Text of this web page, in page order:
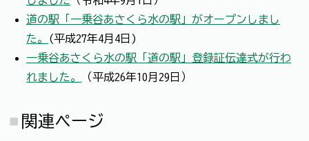
道の駅「一乗谷あさくら水の駅」がオープンしまし
た。
(平成27年4月4日)
一乗谷あさくら水の駅「道の駅」登録証伝達式が行わ
れました。
（平成26年10月29日）
関連ページ